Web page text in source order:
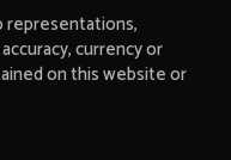
representations,
currency or
on this website or